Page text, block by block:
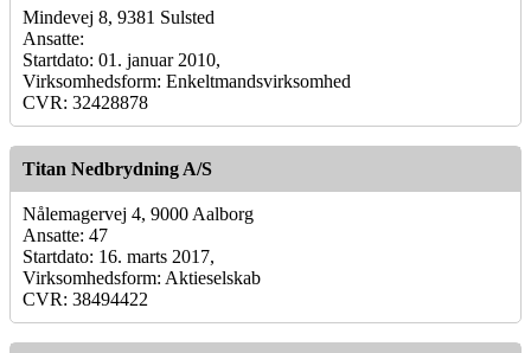
Mindevej 8, 9381 Sulsted
Ansatte:
Startdato: 01. januar 2010,
Virksomhedsform: Enkeltmandsvirksomhed
CVR: 32428878
Titan Nedbrydning A/S
Nålemagervej 4, 9000 Aalborg
Ansatte: 47
Startdato: 16. marts 2017,
Virksomhedsform: Aktieselskab
CVR: 38494422